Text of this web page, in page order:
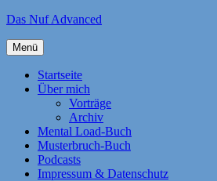
Zum
springen
Das Nuf Advanced
Menü
Startseite
Über mich
Vorträge
Archiv
Mental Load-Buch
Musterbruch-Buch
Podcasts
Impressum & Datenschutz